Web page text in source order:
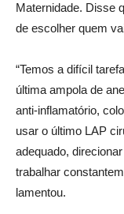
Maternidade. Disse
de escolher quem
“Temos a difícil
última ampola de
anti-inflamatório,
usar o último LAP
adequado,
trabalhar
lamentou.